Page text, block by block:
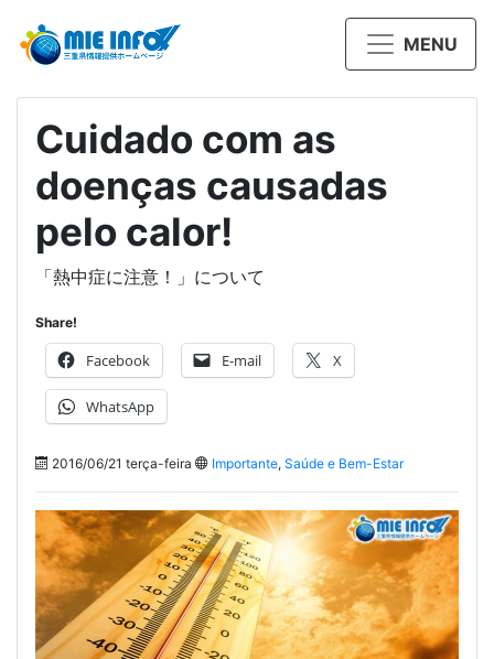
MENU
Cuidado com as
doenças causadas
pelo calor!
「熱中症に注意！」について
Share!
Facebook E-mail X
WhatsApp
2016/06/21 terça-feira Importante, Saúde e Bem-Estar